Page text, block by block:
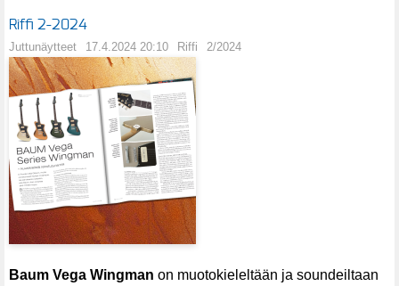
Riffi 2-2024
Juttunäytteet 17.4.2024 20:10 Riffi 2/2024
Baum Vega Wingman on muotokieleltään ja soundeiltaan